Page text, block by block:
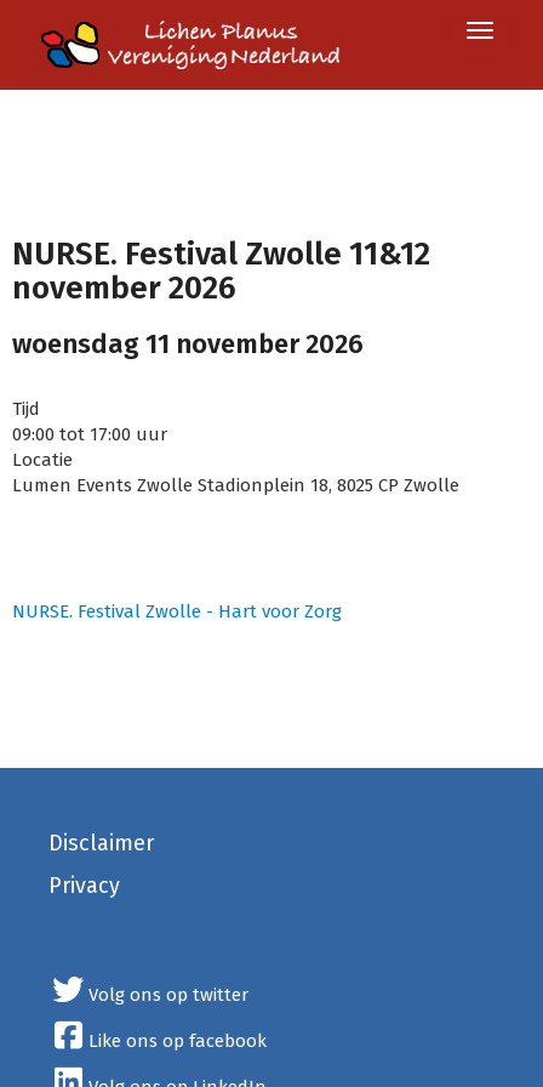
Toggle
NURSE. Festival Zwolle 11&12
november 2026
woensdag 11 november 2026
Tijd
09:00 tot 17:00 uur
Locatie
Lumen Events Zwolle Stadionplein 18, 8025 CP Zwolle
NURSE. Festival Zwolle - Hart voor Zorg
Disclaimer
Privacy
Volg ons op twitter
Like ons op facebook